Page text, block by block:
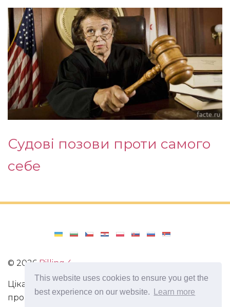
This website uses cookies to ensure you get the
best experience on our website.
Learn more
Судові позови проти самого
себе
© 2026 Billing 4
Цікаві та захоплюючі факти з усього світу. Статті
про виживання в непередбачених ситуаціях.